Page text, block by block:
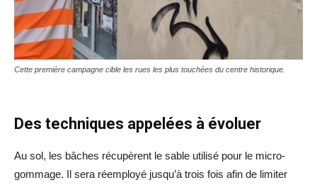
Cette première campagne cible les rues les plus touchées du centre historique.
Des techniques appelées à évoluer
Au sol, les bâches récupèrent le sable utilisé pour le micro-
gommage. Il sera réemployé jusqu’à trois fois afin de limiter